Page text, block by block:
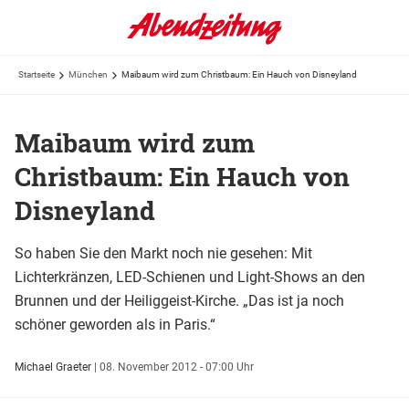
Startseite München Maibaum wird zum Christbaum: Ein Hauch von Disneyland
Maibaum wird zum
Christbaum: Ein Hauch von
Disneyland
So haben Sie den Markt noch nie gesehen: Mit
Lichterkränzen, LED-Schienen und Light-Shows an den
Brunnen und der Heiliggeist-Kirche. „Das ist ja noch
schöner geworden als in Paris.“
Michael Graeter | 08. November 2012 - 07:00 Uhr